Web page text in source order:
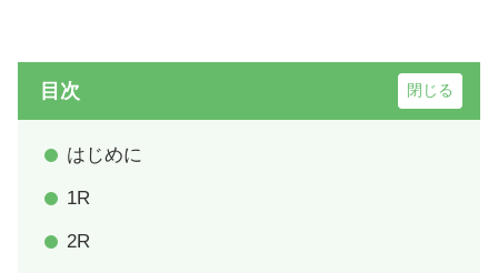
目次
はじめに
1R
2R